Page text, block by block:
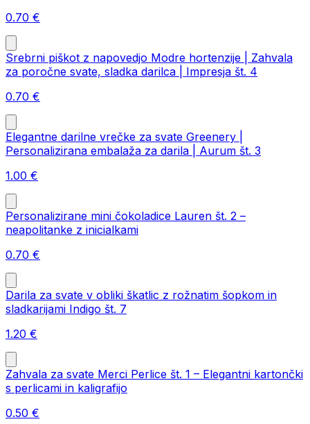
0.70 €
Srebrni piškot z napovedjo Modre hortenzije | Zahvala
za poročne svate, sladka darilca | Impresja št. 4
0.70 €
Elegantne darilne vrečke za svate Greenery |
Personalizirana embalaža za darila | Aurum št. 3
1.00 €
Personalizirane mini čokoladice Lauren št. 2 –
neapolitanke z inicialkami
0.70 €
Darila za svate v obliki škatlic z rožnatim šopkom in
sladkarijami Indigo št. 7
1.20 €
Zahvala za svate Merci Perlice št. 1 – Elegantni kartončki
s perlicami in kaligrafijo
0.50 €